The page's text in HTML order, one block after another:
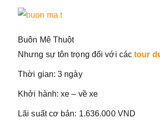
Buôn Mê Thuột
Nhưng sự tôn trọng đối với cáctour
Thời gian: 3 ngày
Khởi hành: xe – về xe
Lãi suất cơ bản: 1.636.000 VND